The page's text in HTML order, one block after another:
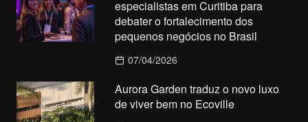
especialistas em Curitiba para
debater o fortalecimento dos
pequenos negócios no Brasil
07/04/2026
Aurora Garden traduz o novo luxo
de viver bem no Ecoville